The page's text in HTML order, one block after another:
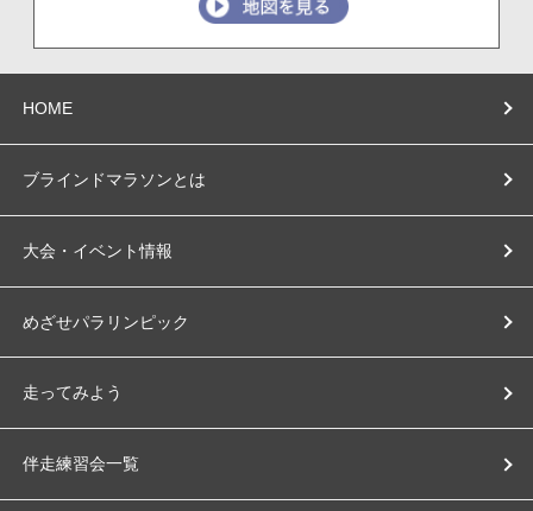
HOME
ブラインドマラソンとは
大会・イベント情報
めざせパラリンピック
走ってみよう
伴走練習会一覧